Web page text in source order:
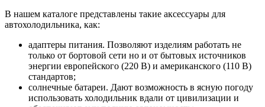
В нашем каталоге представлены такие аксессуары для
автохолодильника, как:
адаптеры питания. Позволяют изделиям работать не
только от бортовой сети но и от бытовых источников
энергии европейского (220 В) и американского (110 В)
стандартов;
солнечные батареи. Дают возможность в ясную погоду
использовать холодильник вдали от цивилизации и